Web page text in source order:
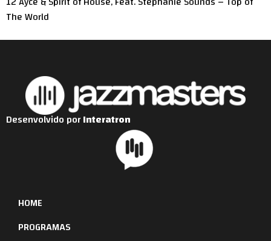
The World
HOME
PROGRAMAS
Desenvolvido porInteratron